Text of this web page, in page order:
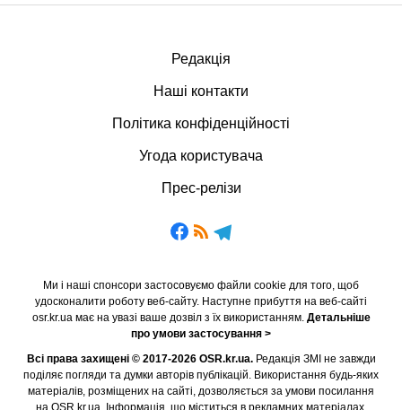
Редакція
Наші контакти
Політика конфіденційності
Угода користувача
Прес-релізи
Ми і наші спонсори застосовуємо файли cookie для того, щоб
удосконалити роботу веб-сайту. Наступне прибуття на веб-сайті
osr.kr.ua має на увазі ваше дозвіл з їх використанням. Детальніше
про умови застосування >
Всі права захищені © 2017-2026 OSR.kr.ua.Редакція ЗМІ не завжди
поділяє погляди та думки авторів публікацій. Використання будь-яких
матеріалів, розміщених на сайті, дозволяється за умови посилання
на OSR.kr.ua. Інформація, що міститься в рекламних матеріалах,